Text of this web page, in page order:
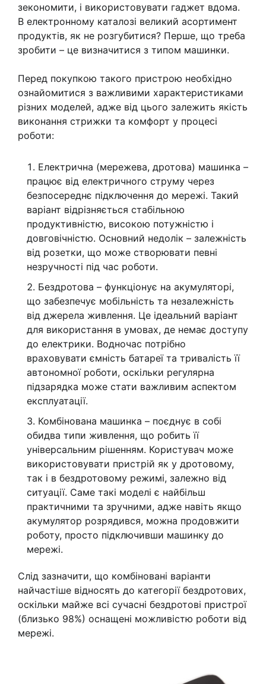
зекономити, і використовувати гаджет вдома.
В електронному каталозі великий асортимент
продуктів, як не розгубитися? Перше, що треба
зробити – це визначитися з типом машинки.
Перед покупкою такого пристрою необхідно
ознайомитися з важливими характеристиками
різних моделей, адже від цього залежить якість
виконання стрижки та комфорт у процесі
роботи:
Електрична (мережева, дротова) машинка –
працює від електричного струму через
безпосереднє підключення до мережі. Такий
варіант відрізняється стабільною
продуктивністю, високою потужністю і
довговічністю. Основний недолік – залежність
від розетки, що може створювати певні
незручності під час роботи.
Бездротова – функціонує на акумуляторі,
що забезпечує мобільність та незалежність
від джерела живлення. Це ідеальний варіант
для використання в умовах, де немає доступу
до електрики. Водночас потрібно
враховувати ємність батареї та тривалість її
автономної роботи, оскільки регулярна
підзарядка може стати важливим аспектом
експлуатації.
Комбінована машинка – поєднує в собі
обидва типи живлення, що робить її
універсальним рішенням. Користувач може
використовувати пристрій як у дротовому,
так і в бездротовому режимі, залежно від
ситуації. Саме такі моделі є найбільш
практичними та зручними, адже навіть якщо
акумулятор розрядився, можна продовжити
роботу, просто підключивши машинку до
мережі.
Слід зазначити, що комбіновані варіанти
найчастіше відносять до категорії бездротових,
оскільки майже всі сучасні бездротові пристрої
(близько 98%) оснащені можливістю роботи від
мережі.